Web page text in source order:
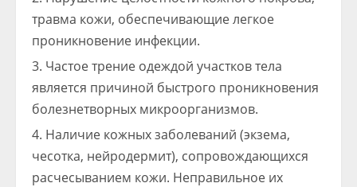
травма кожи, обеспечивающие легкое
проникновение инфекции.
Частое трение одеждой участков тела
является причиной быстрого проникновения
болезнетворных микроорганизмов.
Наличие кожных заболеваний (экзема,
чесотка, нейродермит), сопровождающихся
расчесыванием кожи. Неправильное их